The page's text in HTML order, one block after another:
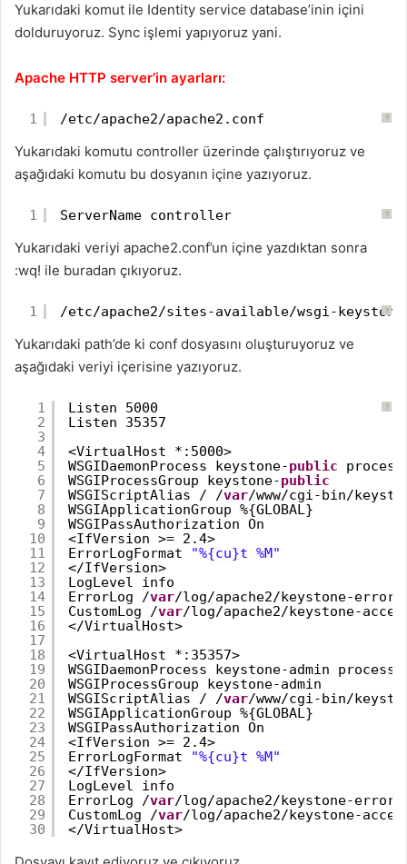
Yukarıdaki komut ile Identity service database’inin içini
dolduruyoruz. Sync işlemi yapıyoruz yani.
Apache HTTP server’in ayarları:
?
1 /etc/apache2/apache2.conf
Yukarıdaki komutu controller üzerinde çalıştırıyoruz ve
aşağıdaki komutu bu dosyanın içine yazıyoruz.
?
1 ServerName controller
Yukarıdaki veriyi apache2.conf’un içine yazdıktan sonra
:wq! ile buradan çıkıyoruz.
?
1 /etc/apache2/sites-available/wsgi-
Yukarıdaki path’de ki conf dosyasını oluşturuyoruz ve
aşağıdaki veriyi içerisine yazıyoruz.
?
1
2
3
4
5
6
7
8
9
10
11
12
13
14
15
16
17
18
19
20
21
22
23
24
25
26
27
28
29
30
Listen 5000
Listen 35357
<VirtualHost *:5000>
WSGIDaemonProcess keystone-public
WSGIProcessGroup keystone-public
WSGIScriptAlias / /var/www/cgi-bin/
WSGIApplicationGroup %{GLOBAL}
WSGIPassAuthorization On
<IfVersion >= 2.4>
ErrorLogFormat
"%{cu}t %M"
</IfVersion>
LogLevel info
ErrorLog /var/log/apache2/keystone-
CustomLog /var/log/apache2/keystone-
</VirtualHost>
<VirtualHost *:35357>
WSGIDaemonProcess keystone-admin
WSGIProcessGroup keystone-admin
WSGIScriptAlias / /var/www/cgi-bin/
WSGIApplicationGroup %{GLOBAL}
WSGIPassAuthorization On
<IfVersion >= 2.4>
ErrorLogFormat
"%{cu}t %M"
</IfVersion>
LogLevel info
ErrorLog /var/log/apache2/keystone-
CustomLog /var/log/apache2/keystone-
</VirtualHost>